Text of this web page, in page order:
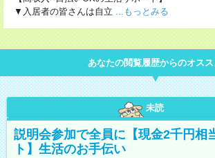
▼入居者の皆さんは自立 ...もっとみる
あなたの閲覧履歴からのオスス
未読
説明会参加で全員に【現金2千円相
ト】生活のお手伝い